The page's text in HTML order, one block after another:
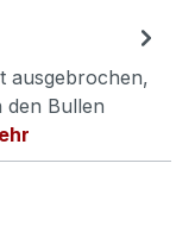
ausgebrochen,
den Bullen